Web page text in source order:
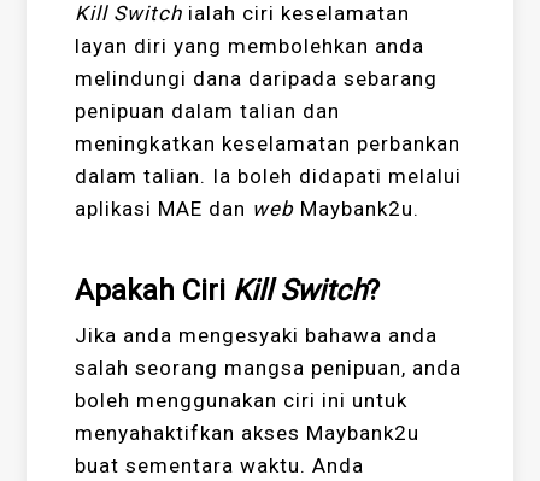
Kill Switch ialah ciri keselamatan
layan diri yang membolehkan anda
melindungi dana daripada sebarang
penipuan dalam talian dan
meningkatkan keselamatan perbankan
dalam talian. Ia boleh didapati melalui
aplikasi MAE dan web Maybank2u.
Apakah Ciri Kill Switch?
Jika anda mengesyaki bahawa anda
salah seorang mangsa penipuan, anda
boleh menggunakan ciri ini untuk
menyahaktifkan akses Maybank2u
buat sementara waktu. Anda